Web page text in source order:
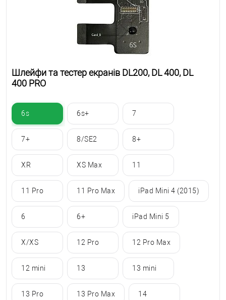
Шлейфи та тестер екранів DL200, DL 400, DL
400 PRO
6s 6s+ 7
7+ 8/SE2 8+
XR XS Max 11
11 Pro 11 Pro Max iPad Mini 4 (2015)
6 6+ iPad Mini 5
X/XS 12 Pro 12 Pro Max
12 mini 13 13 mini
13 Pro 13 Pro Max 14